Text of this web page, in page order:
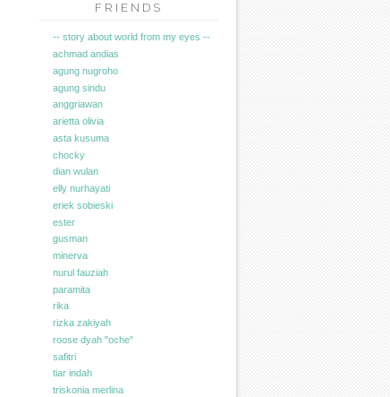
FRIENDS
-- story about world from my eyes --
achmad andias
agung nugroho
agung sindu
anggriawan
arietta olivia
asta kusuma
chocky
dian wulan
elly nurhayati
eriek sobieski
ester
gusman
minerva
nurul fauziah
paramita
rika
rizka zakiyah
roose dyah "oche"
safitri
tiar indah
triskonia merlina